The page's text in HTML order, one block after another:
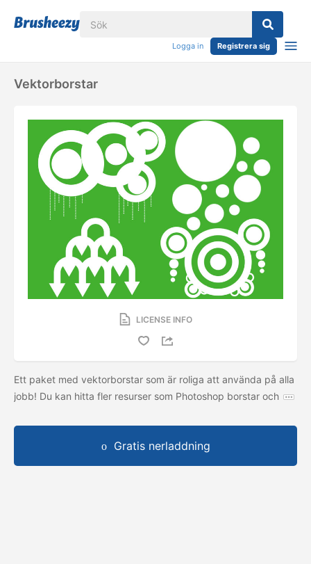
Logga in Registrera sig
Vektorborstar
LICENSE INFO
Ett paket med vektorborstar som är roliga att använda på alla
jobb! Du kan hitta fler resurser som Photoshop borstar och
Gratis nerladdning